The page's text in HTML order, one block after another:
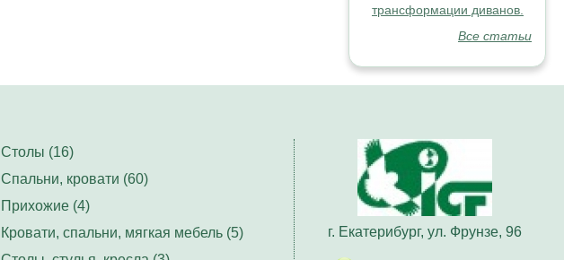
трансформации диванов.
Все статьи
г. Екатерибург, ул. Фрунзе, 96
Столы (16)
Спальни, кровати (60)
Прихожие (4)
Кровати, спальни, мягкая мебель (5)